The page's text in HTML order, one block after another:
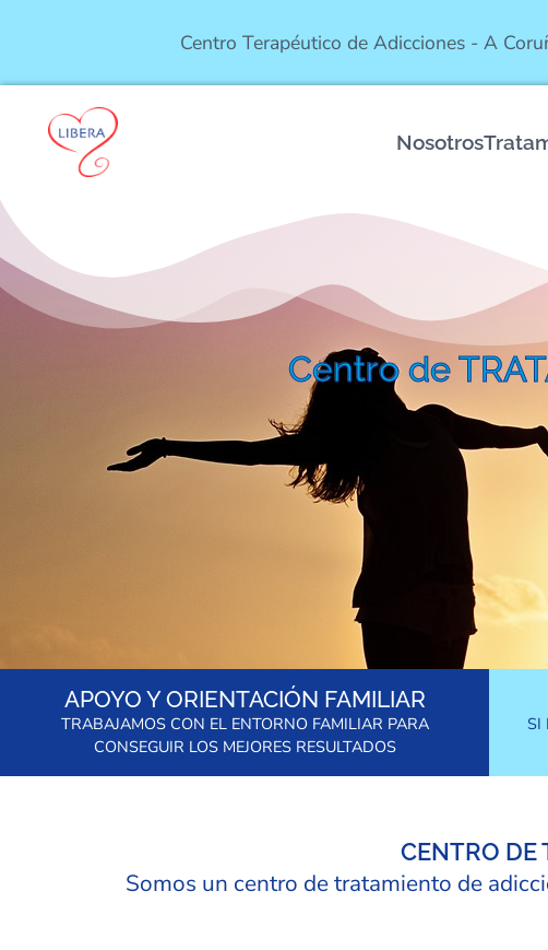
Centro Terapéutico de Adicciones - A
Nosotros
Centro de
APOYO Y ORIENTACIÓN FAMILIAR
TRABAJAMOS CON EL ENTORNO FAMILIAR PARA
CONSEGUIR LOS MEJORES RESULTADOS
SI
CENTRO DE
Somos un centro de tratamiento de